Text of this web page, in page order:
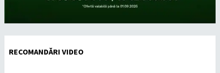
RECOMANDĂRI VIDEO